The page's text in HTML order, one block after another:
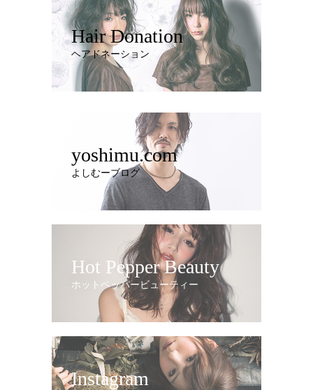
Hair Donation
ヘアドネーション
yoshimu.com
よしむーブログ
Hot Pepper Beauty
ホットペッパービューティー
Instagram